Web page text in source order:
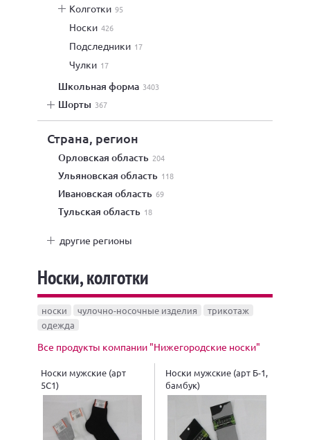
колготки 95
носки 426
подследники 17
чулки 17
школьная форма 3403
шорты 367
Страна, регион
Орловская область 204
Ульяновская область 118
Ивановская область 69
Тульская область 18
другие регионы
Носки, колготки
носки чулочно-носочные изделия
трикотаж
одежда
Все продукты компании "Нижегородские носки"
Носки мужские (арт
5С1)
Носки мужские (арт Б-1,
бамбук)